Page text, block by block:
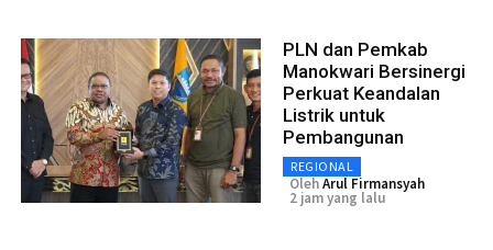
PLN dan Pemkab
Manokwari Bersinergi
Perkuat Keandalan
Listrik untuk
Pembangunan
REGIONAL
OlehArul Firmansyah
2 jam yang lalu